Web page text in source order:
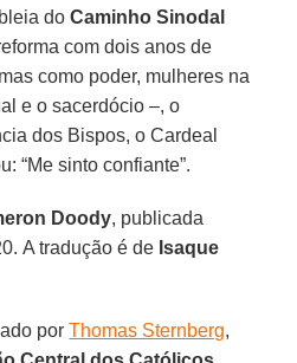
doCaminho Sinodal
com dois anos de
como poder, mulheres na
e o sacerdócio –, o
dos Bispos, o Cardeal
“Me sinto confiante”.
Doody, publicada
A tradução é de Isaque
porThomas Sternberg,